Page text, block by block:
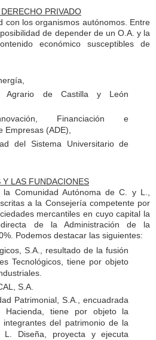
PRIVADO
con los organismos autónomos. Entre
de depender de un O.A. y la
económico susceptibles de
Agrario de Castilla y León
Financiación e
Empresas (ADE),
del Sistema Universitario de
Y LAS FUNDACIONES
Comunidad Autónoma de C. y L.,
a la Consejería competente por
mercantiles en cuyo capital la
de la Administración de la
Podemos destacar las siguientes:
S.A., resultado de la fusión
Tecnológicos, tiene por objeto
S.A.
Patrimonial, S.A., encuadrada
tiene por objeto la
del patrimonio de la
Diseña, proyecta y ejecuta